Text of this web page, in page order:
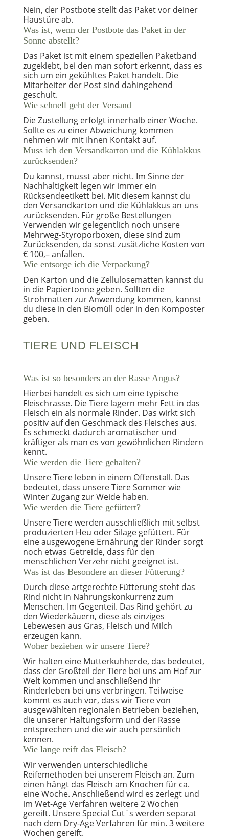
Nein, der Postbote stellt das Paket vor deiner
Haustüre ab.
Was ist, wenn der Postbote das Paket in der
Sonne abstellt?
Das Paket ist mit einem speziellen Paketband
zugeklebt, bei den man sofort erkennt, dass es
sich um ein gekühltes Paket handelt. Die
Mitarbeiter der Post sind dahingehend
geschult.
Wie schnell geht der Versand
Die Zustellung erfolgt innerhalb einer Woche.
Sollte es zu einer Abweichung kommen
nehmen wir mit Ihnen Kontakt auf.
Muss ich den Versandkarton und die Kühlakkus
zurücksenden?
Du kannst, musst aber nicht. Im Sinne der
Nachhaltigkeit legen wir immer ein
Rücksendeetikett bei. Mit diesem kannst du
den Versandkarton und die Kühlakkus an uns
zurücksenden. Für große Bestellungen
Verwenden wir gelegentlich noch unsere
Mehrweg-Styroporboxen, diese sind zum
Zurücksenden, da sonst zusätzliche Kosten von
€ 100,– anfallen.
Wie entsorge ich die Verpackung?
Den Karton und die Zellulosematten kannst du
in die Papiertonne geben. Sollten die
Strohmatten zur Anwendung kommen, kannst
du diese in den Biomüll oder in den Komposter
geben.
TIERE UND FLEISCH
Was ist so besonders an der Rasse Angus?
Hierbei handelt es sich um eine typische
Fleischrasse. Die Tiere lagern mehr Fett in das
Fleisch ein als normale Rinder. Das wirkt sich
positiv auf den Geschmack des Fleisches aus.
Es schmeckt dadurch aromatischer und
kräftiger als man es von gewöhnlichen Rindern
kennt.
Wie werden die Tiere gehalten?
Unsere Tiere leben in einem Offenstall. Das
bedeutet, dass unsere Tiere Sommer wie
Winter Zugang zur Weide haben.
Wie werden die Tiere gefüttert?
Unsere Tiere werden ausschließlich mit selbst
produzierten Heu oder Silage gefüttert. Für
eine ausgewogene Ernährung der Rinder sorgt
noch etwas Getreide, dass für den
menschlichen Verzehr nicht geeignet ist.
Was ist das Besondere an dieser Fütterung?
Durch diese artgerechte Fütterung steht das
Rind nicht in Nahrungskonkurrenz zum
Menschen. Im Gegenteil. Das Rind gehört zu
den Wiederkäuern, diese als einziges
Lebewesen aus Gras, Fleisch und Milch
erzeugen kann.
Woher beziehen wir unsere Tiere?
Wir halten eine Mutterkuhherde, das bedeutet,
dass der Großteil der Tiere bei uns am Hof zur
Welt kommen und anschließend ihr
Rinderleben bei uns verbringen. Teilweise
kommt es auch vor, dass wir Tiere von
ausgewählten regionalen Betrieben beziehen,
die unserer Haltungsform und der Rasse
entsprechen und die wir auch persönlich
kennen.
Wie lange reift das Fleisch?
Wir verwenden unterschiedliche
Reifemethoden bei unserem Fleisch an. Zum
einen hängt das Fleisch am Knochen für ca.
eine Woche. Anschließend wird es zerlegt und
im Wet-Age Verfahren weitere 2 Wochen
gereift. Unsere Special Cut´s werden separat
nach dem Dry-Age Verfahren für min. 3 weitere
Wochen gereift.